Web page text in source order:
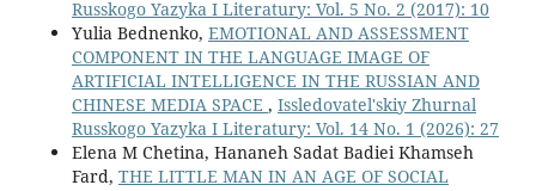
Russkogo Yazyka I Literatury: Vol. 5 No. 2 (2017): 10
Yulia Bednenko, EMOTIONAL AND ASSESSMENT
COMPONENT IN THE LANGUAGE IMAGE OF
ARTIFICIAL INTELLIGENCE IN THE RUSSIAN AND
CHINESE MEDIA SPACE , Issledovatel'skiy Zhurnal
Russkogo Yazyka I Literatury: Vol. 14 No. 1 (2026): 27
Elena M Chetina, Hananeh Sadat Badiei Khamseh
Fard, THE LITTLE MAN IN AN AGE OF SOCIAL